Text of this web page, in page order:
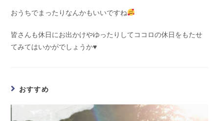
おうちでまったりなんかもいいですね
皆さんも休日にお出かけやゆったりしてココロの休日をもたせ
てみてはいかがでしょうか♥
おすすめ